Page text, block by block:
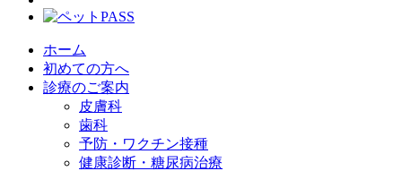
ホーム
初めての方へ
診療のご案内
皮膚科
歯科
予防・ワクチン接種
健康診断・糖尿病治療